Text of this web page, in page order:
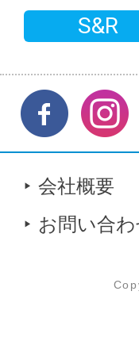
S&R
会社概要
お問い合わ